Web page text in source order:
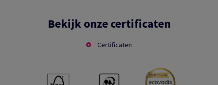
Bekijk onze certificaten
Certificaten